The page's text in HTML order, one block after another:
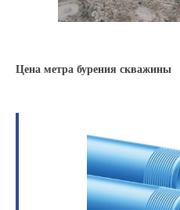
Цена метра бурения скважины